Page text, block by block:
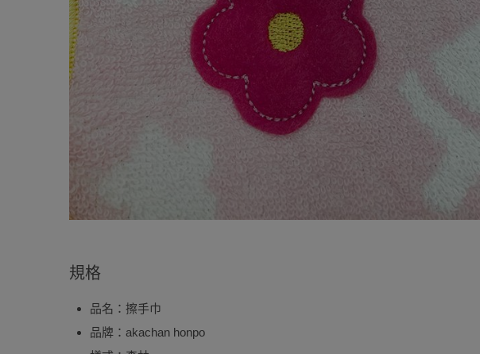
規格
品名：擦手巾
品牌：akachan honpo